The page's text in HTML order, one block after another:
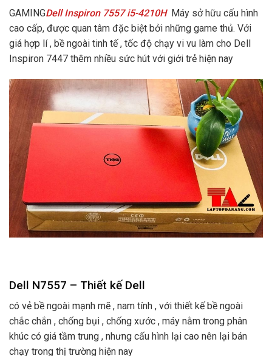
GAMINGDell Inspiron 7557 i5-4210HMáy sở hữu cấu hình
cao cấp, được quan tâm đặc biệt bởi những game thủ. Với
giá hợp lí , bề ngoài tinh tế , tốc độ chạy vi vu làm cho Dell
Inspiron 7447 thêm nhiều sức hút với giới trẻ hiện nay
Dell N7557 – Thiết kế Dell
có vẻ bề ngoài mạnh mẽ , nam tính , với thiết kế bề ngoài
chắc chắn , chống bụi , chống xước , máy nằm trong phân
khúc có giá tầm trung , nhưng cấu hình lại cao nên lại bán
chạy trong thị trường hiện nay